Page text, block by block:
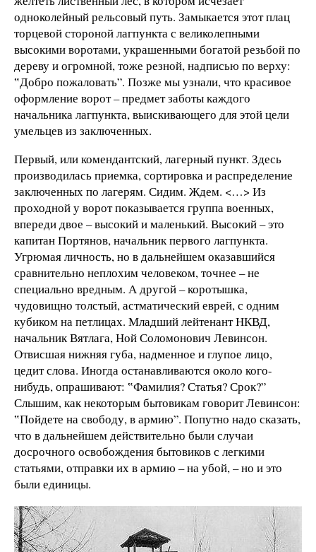
одноколейный рельсовый путь. Замыкается этот плац
торцевой стороной лагпункта с великолепными
высокими воротами, украшенными богатой резьбой по
дереву и огромной, тоже резной, надписью по верху:
‟Добро пожаловать”. Позже мы узнали, что красивое
оформление ворот – предмет заботы каждого
начальника лагпункта, выискивающего для этой цели
умельцев из заключенных.
Первый, или комендантский, лагерный пункт. Здесь
производилась приемка, сортировка и распределение
заключенных по лагерям. Сидим. Ждем. <…> Из
проходной у ворот показывается группа военных,
впереди двое – высокий и маленький. Высокий – это
капитан Портянов, начальник первого лагпункта.
Угрюмая личность, но в дальнейшем оказавшийся
сравнительно неплохим человеком, точнее – не
специально вредным. А другой – коротышка,
чудовищно толстый, астматический еврей, с одним
кубиком на петлицах. Младший лейтенант НКВД,
начальник Вятлага, Ной Соломонович Левинсон.
Отвисшая нижняя губа, надменное и глупое лицо,
цедит слова. Иногда останавливаются около кого-
нибудь, опрашивают: ‟Фамилия? Статья? Срок?”
Слышим, как некоторым бытовикам говорит Левинсон:
‟Пойдете на свободу, в армию”. Попутно надо сказать,
что в дальнейшем действительно были случаи
досрочного освобождения бытовиков с легкими
статьями, отправки их в армию – на убой, – но и это
были единицы.